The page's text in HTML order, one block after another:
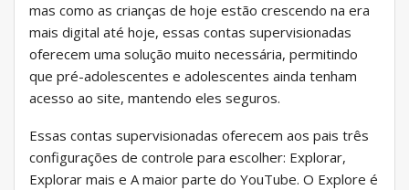
mas como as crianças de hoje estão crescendo na era
mais digital até hoje, essas contas supervisionadas
oferecem uma solução muito necessária, permitindo
que pré-adolescentes e adolescentes ainda tenham
acesso ao site, mantendo eles seguros.
Essas contas supervisionadas oferecem aos pais três
configurações de controle para escolher: Explorar,
Explorar mais e A maior parte do YouTube. O Explore é